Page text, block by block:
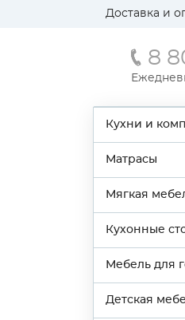
Доставка и
8
Кухни и
Матрасы
Мягкая
Кухонные
Мебель для
Детская